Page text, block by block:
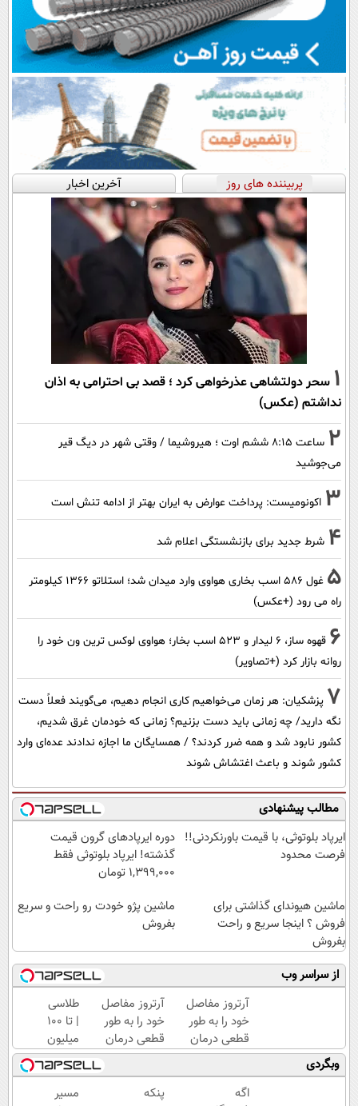
پربیننده های روز آخرین اخبار
1 سحر دولتشاهی عذرخواهی کرد ؛ قصد بی احترامی به اذان
نداشتم (عکس)
2
ساعت ۸:۱۵ ششم اوت ؛ هیروشیما / وقتی شهر در دیگ قیر
می‌جوشید
3 اکونومیست: پرداخت عوارض به ایران بهتر از ادامه تنش است
4 شرط جدید برای بازنشستگی اعلام شد
5
غول 586 اسب بخاری هواوی وارد میدان شد؛ استلاتو 1366 کیلومتر
راه می رود (+عکس)
6
قهوه ساز، 6 لیدار و 523 اسب بخار؛ هواوی لوکس ترین ون خود را
روانه بازار کرد (+تصاویر)
7 پزشکیان: هر زمان می‌خواهیم کاری انجام دهیم، می‌گویند فعلاً دست
نگه دارید/ چه زمانی باید دست بزنیم؟ زمانی که خودمان غرق شدیم،
کشور نابود شد و همه ضرر کردند؟ / همسایگان ما اجازه ندادند عده‌ای وارد
کشور شوند و باعث اغتشاش شوند
مطالب پیشنهادی
ایرپاد بلوتوثی، با قیمت باورنکردنی!!
فرصت محدود
دوره ایرپاد‌های گرون قیمت
گذشته! ایرپاد بلوتوثی فقط
1,399,000 تومان
ماشین هیوندای گذاشتی برای
فروش ؟ اینجا سریع و راحت
بفروش
ماشین پژو خودت رو راحت و سریع
بفروش
از سراسر وب
آرتروز مفاصل
خود را به طور
قطعی درمان
کنید!
◂پرسش‌نامه▸
آرتروز مفاصل
خود را به طور
قطعی درمان
کنید!
◗پرسش‌نامه◖
طلاسی
| تا 100
میلیون
وام
آنی
خرید
وبگردی
اگه
پنکه
مسیر